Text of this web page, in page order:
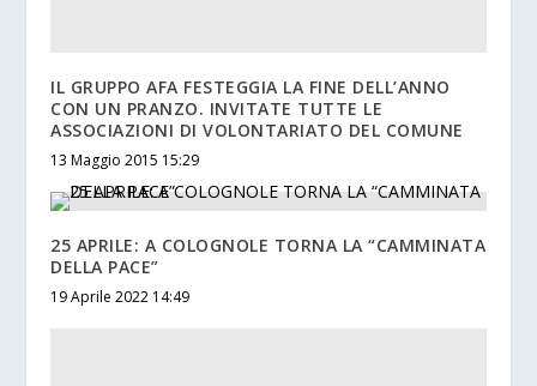
IL GRUPPO AFA FESTEGGIA LA FINE DELL’ANNO
CON UN PRANZO. INVITATE TUTTE LE
ASSOCIAZIONI DI VOLONTARIATO DEL COMUNE
13 Maggio 2015 15:29
25 APRILE: A COLOGNOLE TORNA LA “CAMMINATA
DELLA PACE”
19 Aprile 2022 14:49